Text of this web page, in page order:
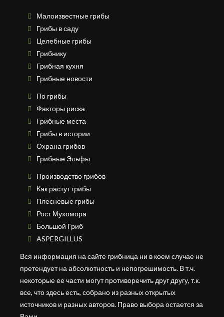
Малоизвестные грибы
Грибы в саду
Целебные грибы
Грибнику
Грибная кухня
Грибные новости
По грибы
Факторы риска
Грибные места
Грибы в истории
Охрана грибов
Грибные Эльфы
Производство грибов
Как растут грибы
Плесневые грибы
Рост Мухомора
Большой Гриб
ASPERGILLUS
Вся информация на сайте грибница ни в коем случае не
претендует на абсолютность и непогрешимость. В т.ч.
некоторые ее части могут противоречить друг другу, т.к.
все, что здесь есть, собрано из разных открытых
источников и разных авторов. Право выбора остается за